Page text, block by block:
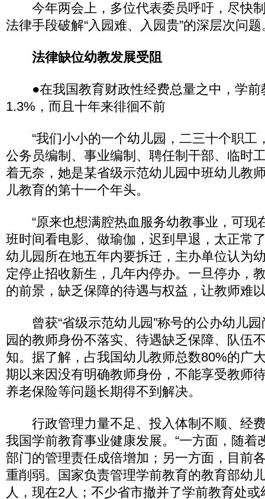
今年两会上，多位代表委员呼吁，尽快
法律手段破解“入园难、入园贵”的深层次问题
法律缺位幼教发展受阻
●在我国教育财政性经费总量之中，学前
1.3%，而且十年来徘徊不前
“我们小小的一个幼儿园，二三十个职工
公务员编制、事业编制、聘任制干部、临时
着无奈，她是某省级示范幼儿园中班幼儿教
儿教育的第十一个年头。
“原来也想满腔热血服务幼教事业，可现
班时间看电影、做瑜伽，迟到早退，太正常
幼儿园所在地五年内要拆迁，主办单位认为
定停止招收新生，几年内停办。一旦停办，
的前景，缺乏保障的待遇与权益，让教师难
曾获“省级示范幼儿园”称号的公办幼儿园
园的教师身份不落实、待遇缺乏保障、队伍
知。据了解，占我国幼儿教师总数80%的广
期以来因没有明确教师身份，不能享受教师
养老保险等问题长期得不到解决。
行政管理力量不足、投入体制不顺、经
我国学前教育事业健康发展。“一方面，随着
部门的管理责任成倍增加；另一方面，目前
重削弱。国家负责管理学前教育的教育部幼
人，现在2人；不少省市撤并了学前教育处